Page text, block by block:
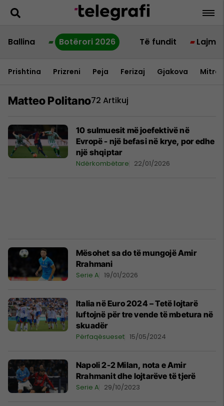
Ballina Botërori 2026 Të fundit Lajme
Prishtina Prizreni Peja Ferizaj Gjakova
Matteo Politano72 Artikuj
10 sulmuesit më joefektivë në
Evropë - një befasi në krye, por edhe
një shqiptar
Ndërkombëtare 22/01/2026
Mësohet sa do të mungojë Amir
Rrahmani
Serie A 19/01/2026
Italia në Euro 2024 – Tetë lojtarë
luftojnë për tre vende të mbetura në
skuadër
Përfaqësueset 15/05/2024
Napoli 2-2 Milan, nota e Amir
Rrahmanit dhe lojtarëve të tjerë
Serie A 29/10/2023